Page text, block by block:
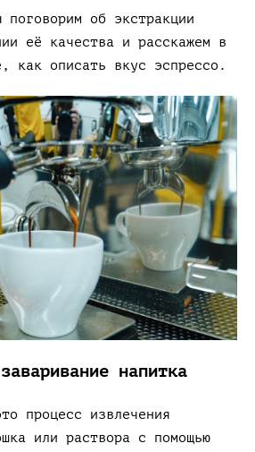
об экстракции
её качества и расскажем в
как описать вкус эспрессо.
напитка
процесс извлечения
или раствора с помощью